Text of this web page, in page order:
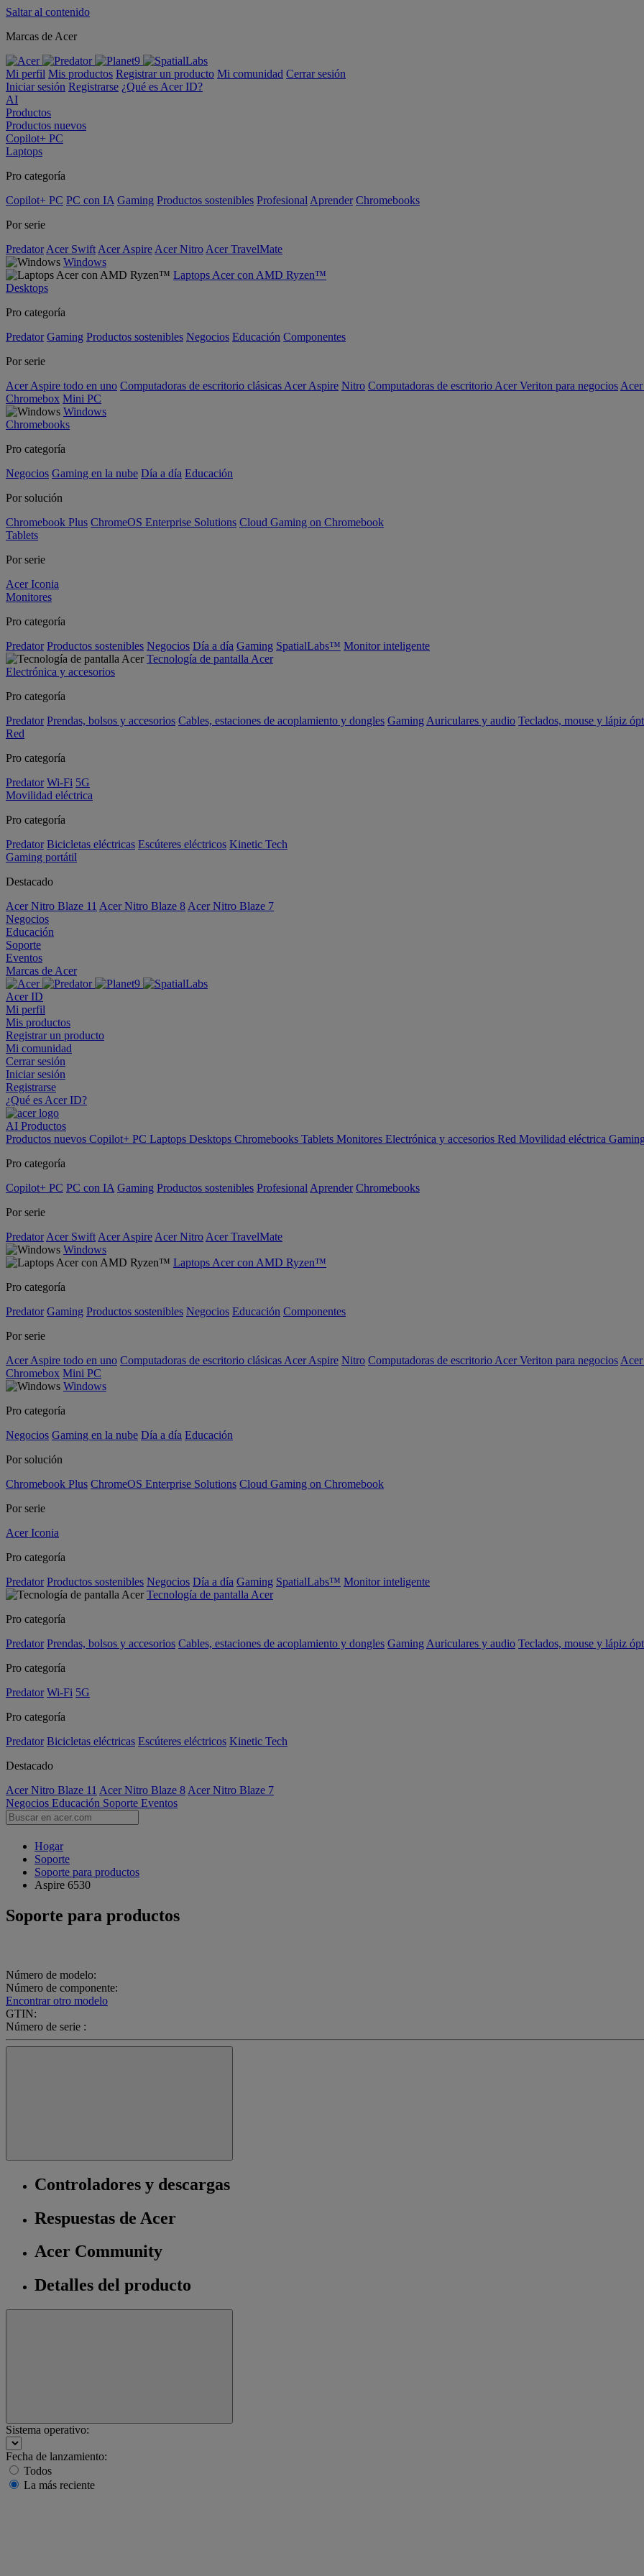
Saltar al contenido
Marcas de Acer
Mi perfil Mis productos Registrar un producto Mi comunidad Cerrar sesión
Iniciar sesión Registrarse ¿Qué es Acer ID?
AI
Productos
Productos nuevos
Copilot+ PC
Laptops
Pro categoría
Copilot+ PC PC con IA Gaming Productos sostenibles Profesional Aprender Chromebooks
Por serie
Predator Acer Swift Acer Aspire Acer Nitro Acer TravelMate
Windows
Laptops Acer con AMD Ryzen™
Desktops
Pro categoría
Predator Gaming Productos sostenibles Negocios Educación Componentes
Por serie
Acer Aspire todo en uno Computadoras de escritorio clásicas Acer Aspire Nitro Computadoras de escritorio Acer Veriton para negocios
Chromebox Mini PC
Windows
Chromebooks
Pro categoría
Negocios Gaming en la nube Día a día Educación
Por solución
Chromebook Plus ChromeOS Enterprise Solutions Cloud Gaming on Chromebook
Tablets
Por serie
Acer Iconia
Monitores
Pro categoría
Predator Productos sostenibles Negocios Día a día Gaming SpatialLabs™ Monitor inteligente
Tecnología de pantalla Acer
Electrónica y accesorios
Pro categoría
Predator Prendas, bolsos y accesorios Cables, estaciones de acoplamiento y dongles Gaming Auriculares y audio Teclados, mouse y lápiz
Red
Pro categoría
Predator Wi-Fi 5G
Movilidad eléctrica
Pro categoría
Predator Bicicletas eléctricas Escúteres eléctricos Kinetic Tech
Gaming portátil
Destacado
Acer Nitro Blaze 11 Acer Nitro Blaze 8 Acer Nitro Blaze 7
Negocios
Educación
Soporte
Eventos
Marcas de Acer
Acer ID
Mi perfil
Mis productos
Registrar un producto
Mi comunidad
Cerrar sesión
Iniciar sesión
Registrarse
¿Qué es Acer ID?
AI Productos
Productos nuevos Copilot+ PC Laptops Desktops Chromebooks Tablets Monitores Electrónica y accesorios Red Movilidad eléctrica
Pro categoría
Copilot+ PC PC con IA Gaming Productos sostenibles Profesional Aprender Chromebooks
Por serie
Predator Acer Swift Acer Aspire Acer Nitro Acer TravelMate
Windows
Laptops Acer con AMD Ryzen™
Pro categoría
Predator Gaming Productos sostenibles Negocios Educación Componentes
Por serie
Acer Aspire todo en uno Computadoras de escritorio clásicas Acer Aspire Nitro Computadoras de escritorio Acer Veriton para negocios
Chromebox Mini PC
Windows
Pro categoría
Negocios Gaming en la nube Día a día Educación
Por solución
Chromebook Plus ChromeOS Enterprise Solutions Cloud Gaming on Chromebook
Por serie
Acer Iconia
Pro categoría
Predator Productos sostenibles Negocios Día a día Gaming SpatialLabs™ Monitor inteligente
Tecnología de pantalla Acer
Pro categoría
Predator Prendas, bolsos y accesorios Cables, estaciones de acoplamiento y dongles Gaming Auriculares y audio Teclados, mouse y lápiz
Pro categoría
Predator Wi-Fi 5G
Pro categoría
Predator Bicicletas eléctricas Escúteres eléctricos Kinetic Tech
Destacado
Acer Nitro Blaze 11 Acer Nitro Blaze 8 Acer Nitro Blaze 7
Negocios Educación Soporte Eventos
Hogar
Soporte
Soporte para productos
Aspire 6530
Soporte para productos
Número de modelo:
Número de componente:
Encontrar otro modelo
GTIN:
Número de serie :
Controladores y descargas
Respuestas de Acer
Acer Community
Detalles del producto
Sistema operativo:
Fecha de lanzamiento:
Todos
La más reciente